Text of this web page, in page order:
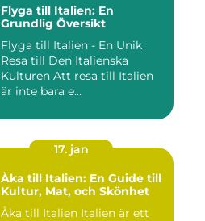
Flyga till Italien: En
Grundlig Översikt
Flyga till Italien - En Unik
Resa till Den Italienska
Kulturen Att resa till Italien
är inte bara e...
17. jan
Åka till Italien: En Guide till
Kultur, Mat, och Skönhet
Åka till Italien Italien är ett